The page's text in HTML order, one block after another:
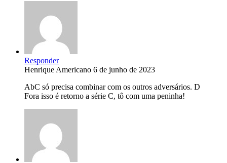
Responder
Henrique Americano 6 de junho de 2023
AbC só precisa combinar com os outros adversários. D
Fora isso é retorno a série C, tô com uma peninha!